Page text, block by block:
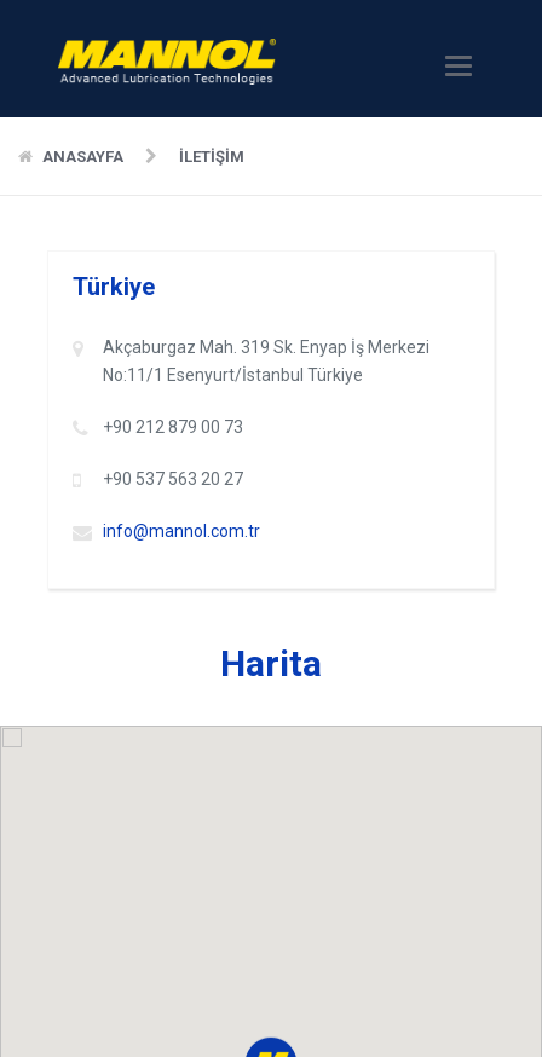
Menü
ANASAYFA İLETİŞİM
Türkiye
Akçaburgaz Mah. 319 Sk. Enyap İş Merkezi
No:11/1 Esenyurt/İstanbul Türkiye
+90 212 879 00 73
+90 537 563 20 27
info@mannol.com.tr
Harita